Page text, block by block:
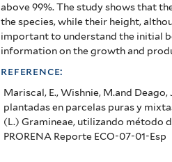
above 99%. The study shows that
the species, while their height,
important to understand the initial
information on the growth and
reference:
Mariscal, E., Wishnie, M.and
plantadas en parcelas puras y
(L.) Gramineae, utilizando método
PRORENA Reporte ECO-07-01-Esp